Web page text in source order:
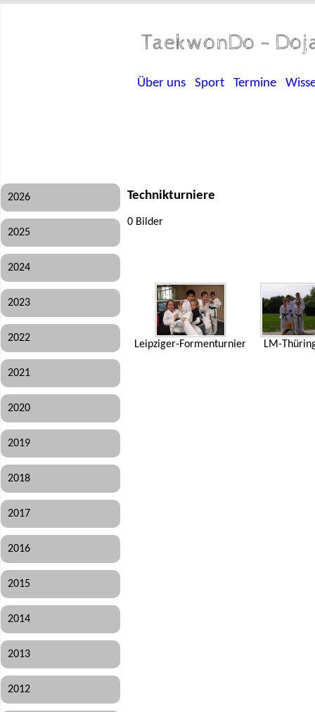
TaekwonDo -
Über uns Sport Termine
2026
2025
2024
2023
2022
2021
2020
2019
2018
2017
2016
2015
2014
2013
2012
Technikturniere
0 Bilder
Leipziger-Formenturnier LM-